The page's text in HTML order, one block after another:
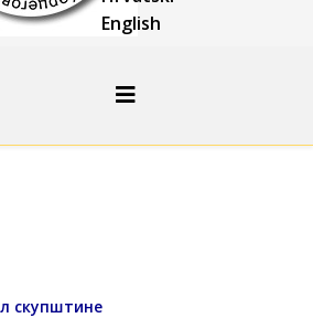
English
скупштине